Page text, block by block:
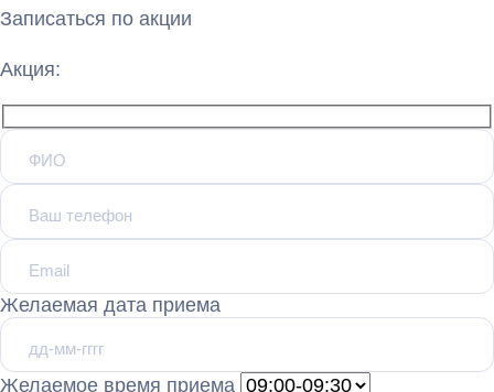
Записаться по акции
Акция:
Желаемая дата приема
Желаемое время приема